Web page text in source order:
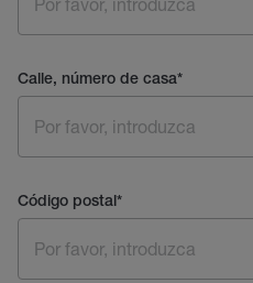
Calle, número de casa*
Código postal*